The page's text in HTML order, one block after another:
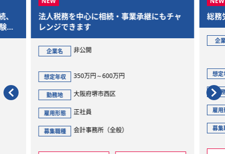
もチャ 総務労務
企業名
生和コーポレーション株式会社（西日本
想定年収 400万円～750万円
勤務地 大阪府大阪市
雇用形態
募集職種 経理・財務（全般）